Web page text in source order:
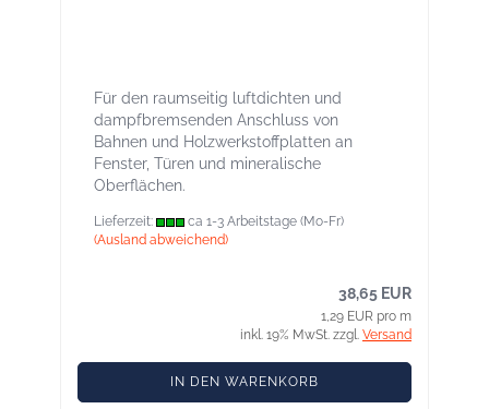
Für den raumseitig luftdichten und
dampfbremsenden Anschluss von
Bahnen und Holzwerkstoffplatten an
Fenster, Türen und mineralische
Oberflächen.
Lieferzeit:
ca 1-3 Arbeitstage (Mo-Fr)
(Ausland abweichend)
38,65 EUR
1,29 EUR pro m
inkl. 19% MwSt. zzgl. Versand
IN DEN WARENKORB